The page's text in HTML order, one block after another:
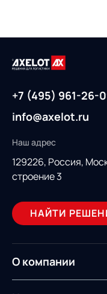
+7 (495) 961-26-
info@axelot.ru
Наш адрес
129226, Россия,
строение 3
НАЙТИ
О компании